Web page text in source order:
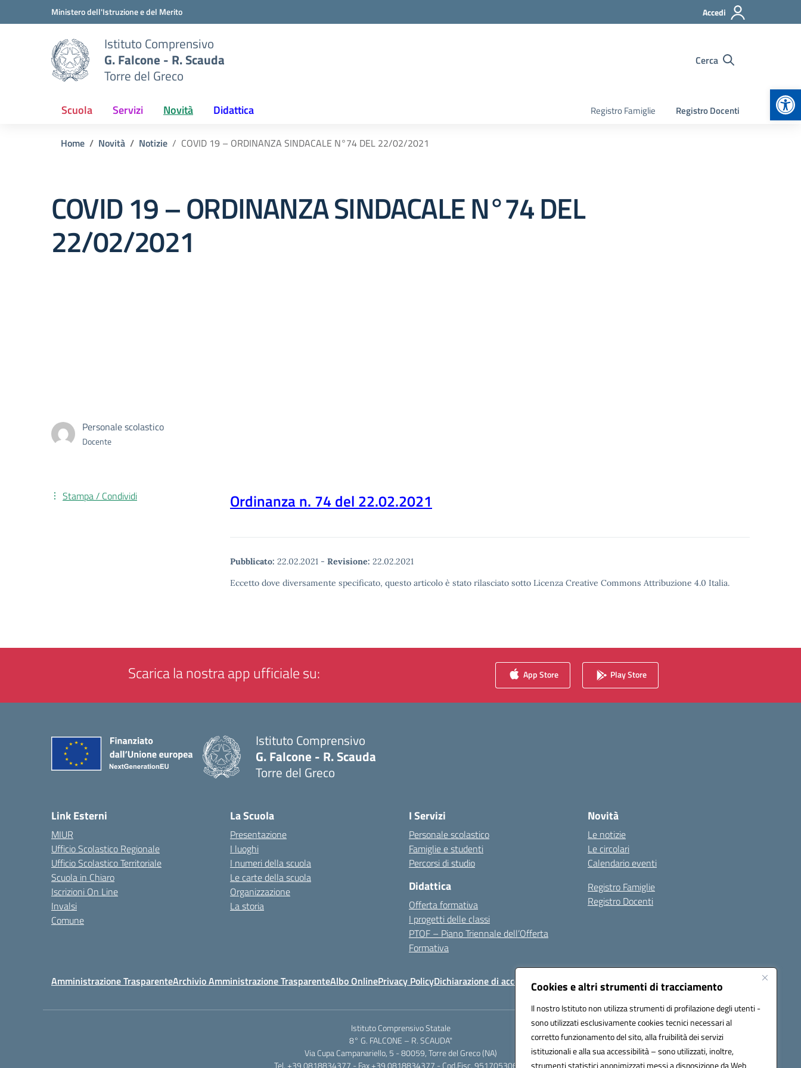
Cookies e altri strumenti di tracciamento
Il nostro Istituto non utilizza strumenti di profilazione degli utenti -
sono utilizzati esclusivamente cookies tecnici necessari al
corretto funzionamento del sito, alla fruibilità dei servizi
istituzionali e alla sua accessibilità – sono utilizzati, inoltre,
strumenti statistici anonimizzati messi a disposizione da Web
Vai ai contenuti
Vai al menu di navigazioneMinistero dell'Istruzione e del Merito Accedi
Istituto Comprensivo
G. Falcone - R. Scauda
Torre del Greco
Cerca
Scuola Servizi Novità Didattica Registro Famiglie Registro Docenti
Home Novità Notizie COVID 19 – ORDINANZA SINDACALE N°74 DEL 22/02/2021
COVID 19 – ORDINANZA SINDACALE N°74 DEL
22/02/2021
Personale scolastico
Docente
Ordinanza n. 74 del 22.02.2021
Pubblicato: 22.02.2021 - Revisione: 22.02.2021
Eccetto dove diversamente specificato, questo articolo è stato rilasciato sotto Licenza Creative Commons Attribuzione 4.0 Italia.
Stampa / Condividi
Scarica la nostra app ufficiale su: App Store Play Store
Istituto Comprensivo
G. Falcone - R. Scauda
Torre del Greco
Link Esterni
MIUR
Ufficio Scolastico Regionale
Ufficio Scolastico Territoriale
Scuola in Chiaro
Iscrizioni On Line
Invalsi
Comune
La Scuola
Presentazione
I luoghi
I numeri della scuola
Le carte della scuola
Organizzazione
La storia
I Servizi
Personale scolastico
Famiglie e studenti
Percorsi di studio
Didattica
Offerta formativa
I progetti delle classi
PTOF – Piano Triennale dell’Offerta
Formativa
Novità
Le notizie
Le circolari
Calendario eventi
Registro Famiglie
Registro Docenti
Amministrazione TrasparenteArchivio Amministrazione TrasparenteAlbo OnlinePrivacy PolicyDichiarazione di accessibilità Note legali
Istituto Comprensivo Statale
8° G. FALCONE – R. SCAUDA"
Via Cupa Campanariello, 5 - 80059, Torre del Greco (NA)
Tel. +39 0818834377 - Fax +39 0818834377 - Cod.Fisc. 95170530638